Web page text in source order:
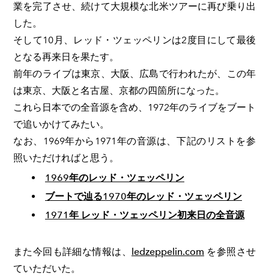
業を完了させ、続けて大規模な北米ツアーに再び乗り出
した。
そして10月、レッド・ツェッペリンは2度目にして最後
となる再来日を果たす。
前年のライブは東京、大阪、広島で行われたが、この年
は東京、大阪と名古屋、京都の四箇所になった。
これら日本での全音源を含め、1972年のライブをブート
で追いかけてみたい。
なお、1969年から1971年の音源は、下記のリストを参
照いただければと思う。
1969年のレッド・ツェッペリン
ブートで辿る1970年のレッド・ツェッペリン
1971年 レッド・ツェッペリン初来日の全音源
また今回も詳細な情報は、 ledzeppelin.com を参照させ
ていただいた。